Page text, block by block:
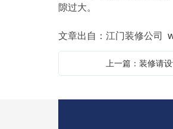
隙过大。
文章出自：江门装修公司
上一篇：装修请